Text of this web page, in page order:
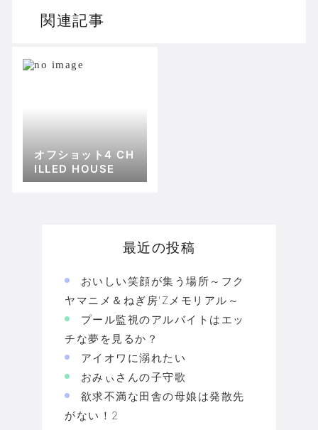
関連記事
オフショット4 CH
ILLED HOUSE
最近の投稿
おいしい笑顔が集う場所～フク
ヤマニメ＆ねぎ房'Zメモリアル～
プール監視のアルバイトはエッ
チな夢を見るか？
アイオワに溺れたい
おみぃさんの子守歌
欲求不満な田舎の母娘は発散先
がない！2